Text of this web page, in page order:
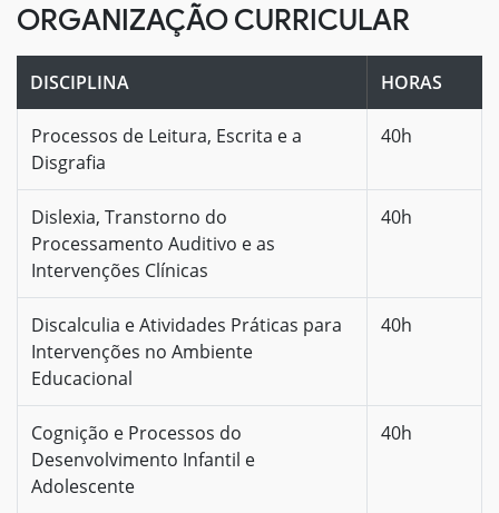
ORGANIZAÇÃO CURRICULAR
DISCIPLINA HORAS
Processos de Leitura, Escrita e a
Disgrafia
40h
Dislexia, Transtorno do
Processamento Auditivo e as
Intervenções Clínicas
40h
Discalculia e Atividades Práticas para
Intervenções no Ambiente
Educacional
40h
Cognição e Processos do
Desenvolvimento Infantil e
Adolescente
40h